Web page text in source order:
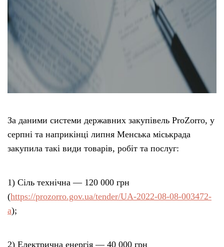
За даними системи державних закупівель ProZorro, у
серпні та наприкінці липня Менська міськрада
закупила такі види товарів, робіт та послуг:
1) Сіль технічна — 120 000 грн
(https://prozorro.gov.ua/tender/UA-2022-08-08-003472-
a);
2) Електрична енергія — 40 000 грн